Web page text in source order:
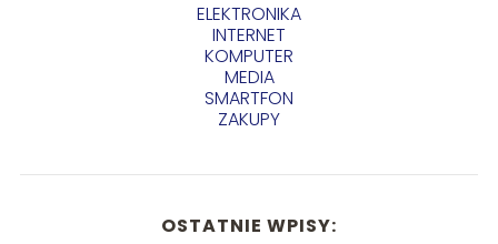
ELEKTRONIKA
INTERNET
KOMPUTER
MEDIA
SMARTFON
ZAKUPY
OSTATNIE WPISY: